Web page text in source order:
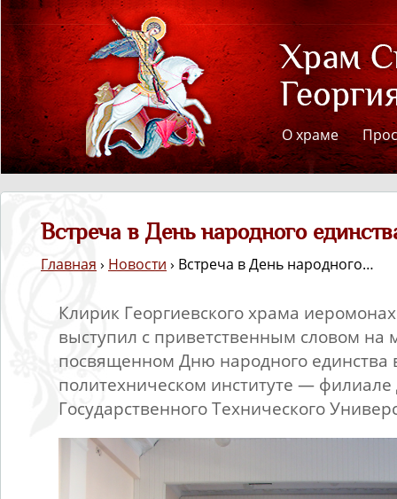
О храме
Встреча в День народного
Главная › Новости › Встреча в День народного…
Клирик Георгиевского храма
выступил с приветственным словом на
посвященном Дню народного единства
политехническом институте — филиале
Государственного Технического